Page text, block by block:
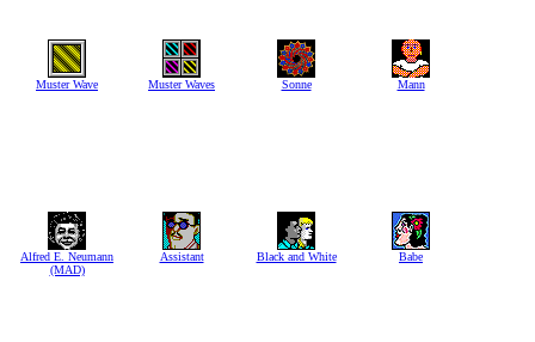
Muster Wave Muster Waves Sonne Mann
Alfred E. Neumann
(MAD)
Assistant Black and White Babe